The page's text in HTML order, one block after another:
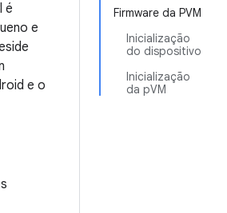
Firmware da PVM
Inicialização
do dispositivo
Inicialização
da pVM
é
e
e o